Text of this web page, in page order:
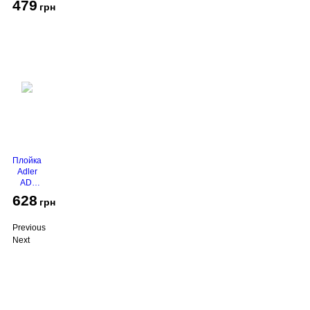
Grey
479 грн
Плойка
Adler
AD-
2116
628 грн
Previous
Next